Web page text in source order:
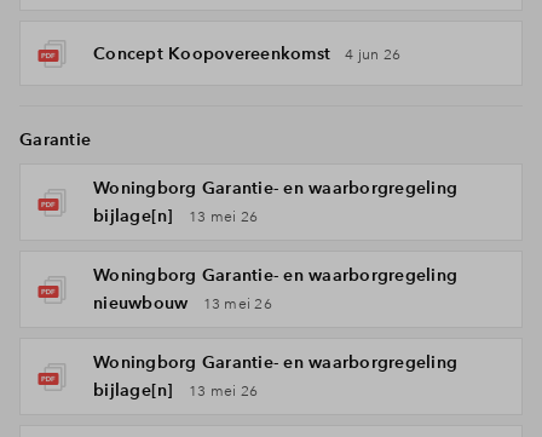
Concept Koopovereenkomst 4 jun 26
Garantie
Woningborg Garantie- en waarborgregeling
bijlage[n]
13 mei 26
Woningborg Garantie- en waarborgregeling
nieuwbouw
13 mei 26
Woningborg Garantie- en waarborgregeling
bijlage[n]
13 mei 26